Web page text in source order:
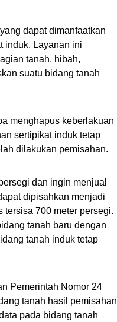
dapat dimanfaatkan
induk. Layanan ini
tanah, hibah,
suatu bidang tanah
menghapus keberlakuan
sertipikat induk tetap
dilakukan pemisahan.
dan ingin menjual
dipisahkan menjadi
tersisa 700 meter persegi.
tanah baru dengan
tanah induk tetap
Pemerintah Nomor 24
tanah hasil pemisahan
pada bidang tanah